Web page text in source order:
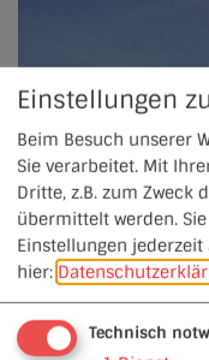
Einstellungen
Beim Besuch unserer
Sie verarbeitet. Mit
Dritte, z.B. zum Zweck
übermittelt werden.
Einstellungen jederzeit
hier:
Technisch